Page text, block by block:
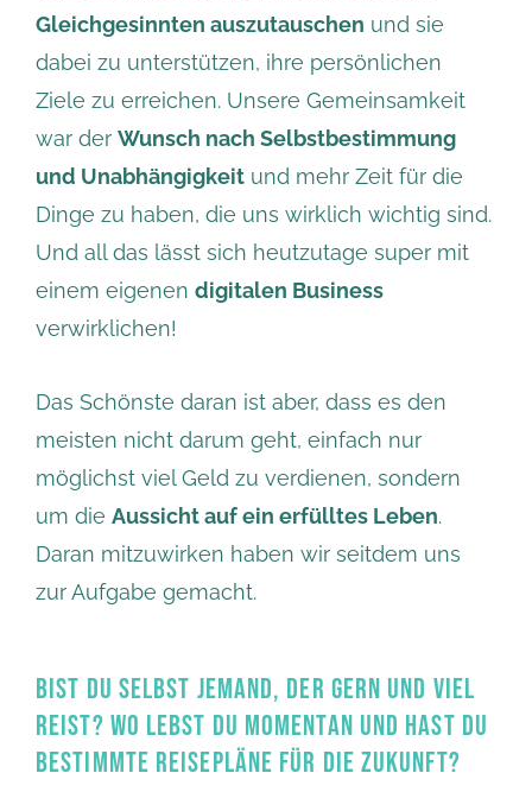
Gleichgesinnten auszutauschen und sie
dabei zu unterstützen, ihre persönlichen
Ziele zu erreichen. Unsere Gemeinsamkeit
war der Wunsch nach Selbstbestimmung
und Unabhängigkeit und mehr Zeit für die
Dinge zu haben, die uns wirklich wichtig sind.
Und all das lässt sich heutzutage super mit
einem eigenen digitalen Business
verwirklichen!
Das Schönste daran ist aber, dass es den
meisten nicht darum geht, einfach nur
möglichst viel Geld zu verdienen, sondern
um die Aussicht auf ein erfülltes Leben.
Daran mitzuwirken haben wir seitdem uns
zur Aufgabe gemacht.
BIST DU SELBST JEMAND, DER GERN UND VIEL
REIST? WO LEBST DU MOMENTAN UND HAST DU
BESTIMMTE REISEPLÄNE FÜR DIE ZUKUNFT?